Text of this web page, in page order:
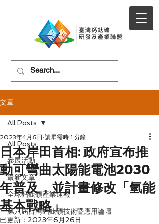
文章
All Posts
參展活動
最新文章
全球鈣鈦礦產業速報
第六屆台灣鈣鈦礦技術暨應用論壇
All Posts
日本岸田首相: 政府宣布推
動可彎曲太陽能電池2030
年普及，並計畫修改「氫能
基本戰略」
2023年4月6日 讀畢需時 1 分鐘
已更新： 2023年6月26日